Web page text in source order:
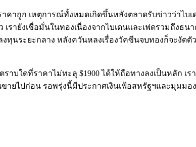
คาถูก เหตุการณ์ทั้งหมดเกิดขึ้นหลังตลาดรับข่าวว่าไ
ายังเชื่อมั่นในทองเนื่องจากไบเดนและเฟดรวมถึงธน
ระยะกลาง หลังควันหลงเรื่องวัคซีนจบทองก็จะงัดตั
ใดที่ราคาไม่ทะลุ $1900 ได้ให้ถือทางลงเป็นหลัก เ
ยไปก่อน รอพรุ่งนี้มีประกาศเงินเฟ้อสหรัฐฯและมุมม